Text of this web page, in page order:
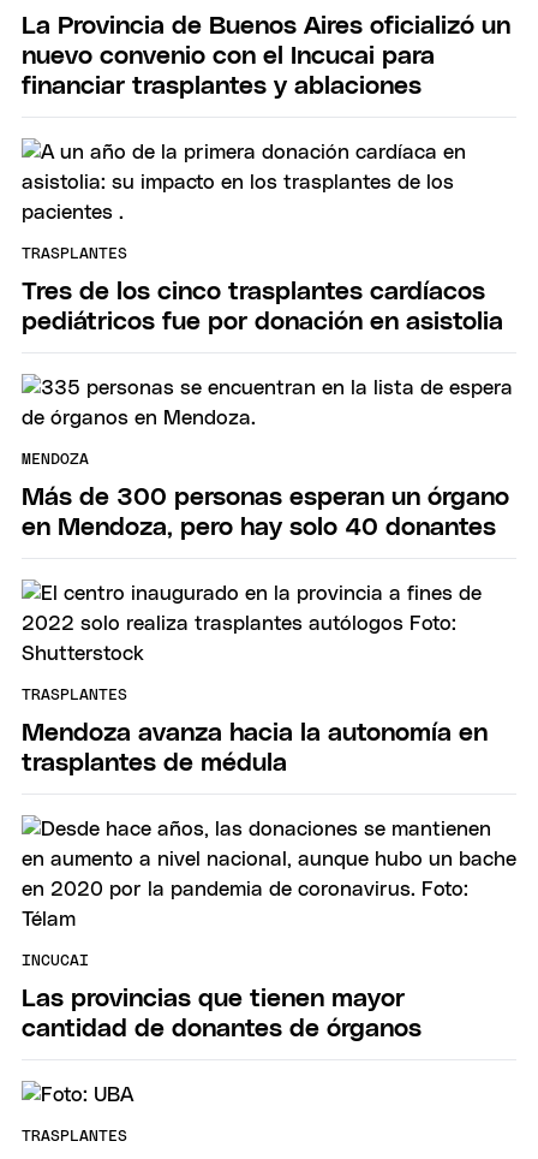
La Provincia de Buenos Aires oficializó un
nuevo convenio con el Incucai para
financiar trasplantes y ablaciones
TRASPLANTES
Tres de los cinco trasplantes cardíacos
pediátricos fue por donación en asistolia
MENDOZA
Más de 300 personas esperan un órgano
en Mendoza, pero hay solo 40 donantes
TRASPLANTES
Mendoza avanza hacia la autonomía en
trasplantes de médula
INCUCAI
Las provincias que tienen mayor
cantidad de donantes de órganos
TRASPLANTES